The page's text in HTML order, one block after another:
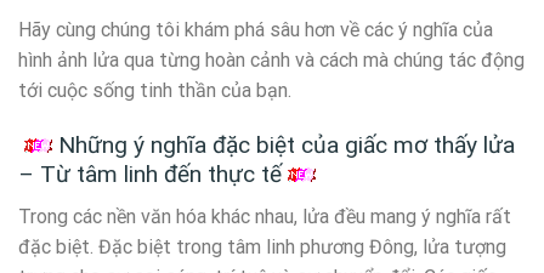
Hãy cùng chúng tôi khám phá sâu hơn về các ý nghĩa của
hình ảnh lửa qua từng hoàn cảnh và cách mà chúng tác động
tới cuộc sống tinh thần của bạn.
Những ý nghĩa đặc biệt của giấc mơ thấy lửa
– Từ tâm linh đến thực tế
Trong các nền văn hóa khác nhau, lửa đều mang ý nghĩa rất
đặc biệt. Đặc biệt trong tâm linh phương Đông, lửa tượng